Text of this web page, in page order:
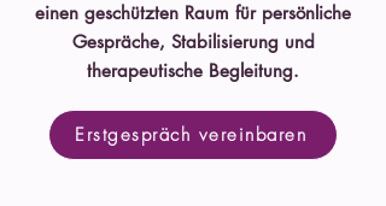
einen geschützten Raum für persönliche
Gespräche, Stabilisierung und
therapeutische Begleitung.
Erstgespräch vereinbaren